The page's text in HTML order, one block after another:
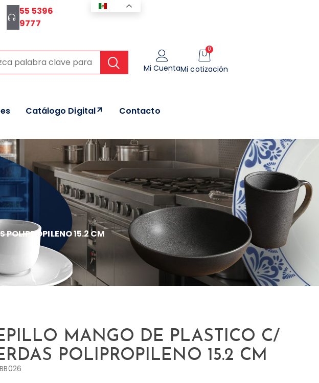
55 5396
9777
Mi Cuenta
0
Mi cotización
Catálogo Digital Contacto
POLIPROPILENO 15.2 CM
MANGO DE PLASTICO C/
POLIPROPILENO 15.2 CM